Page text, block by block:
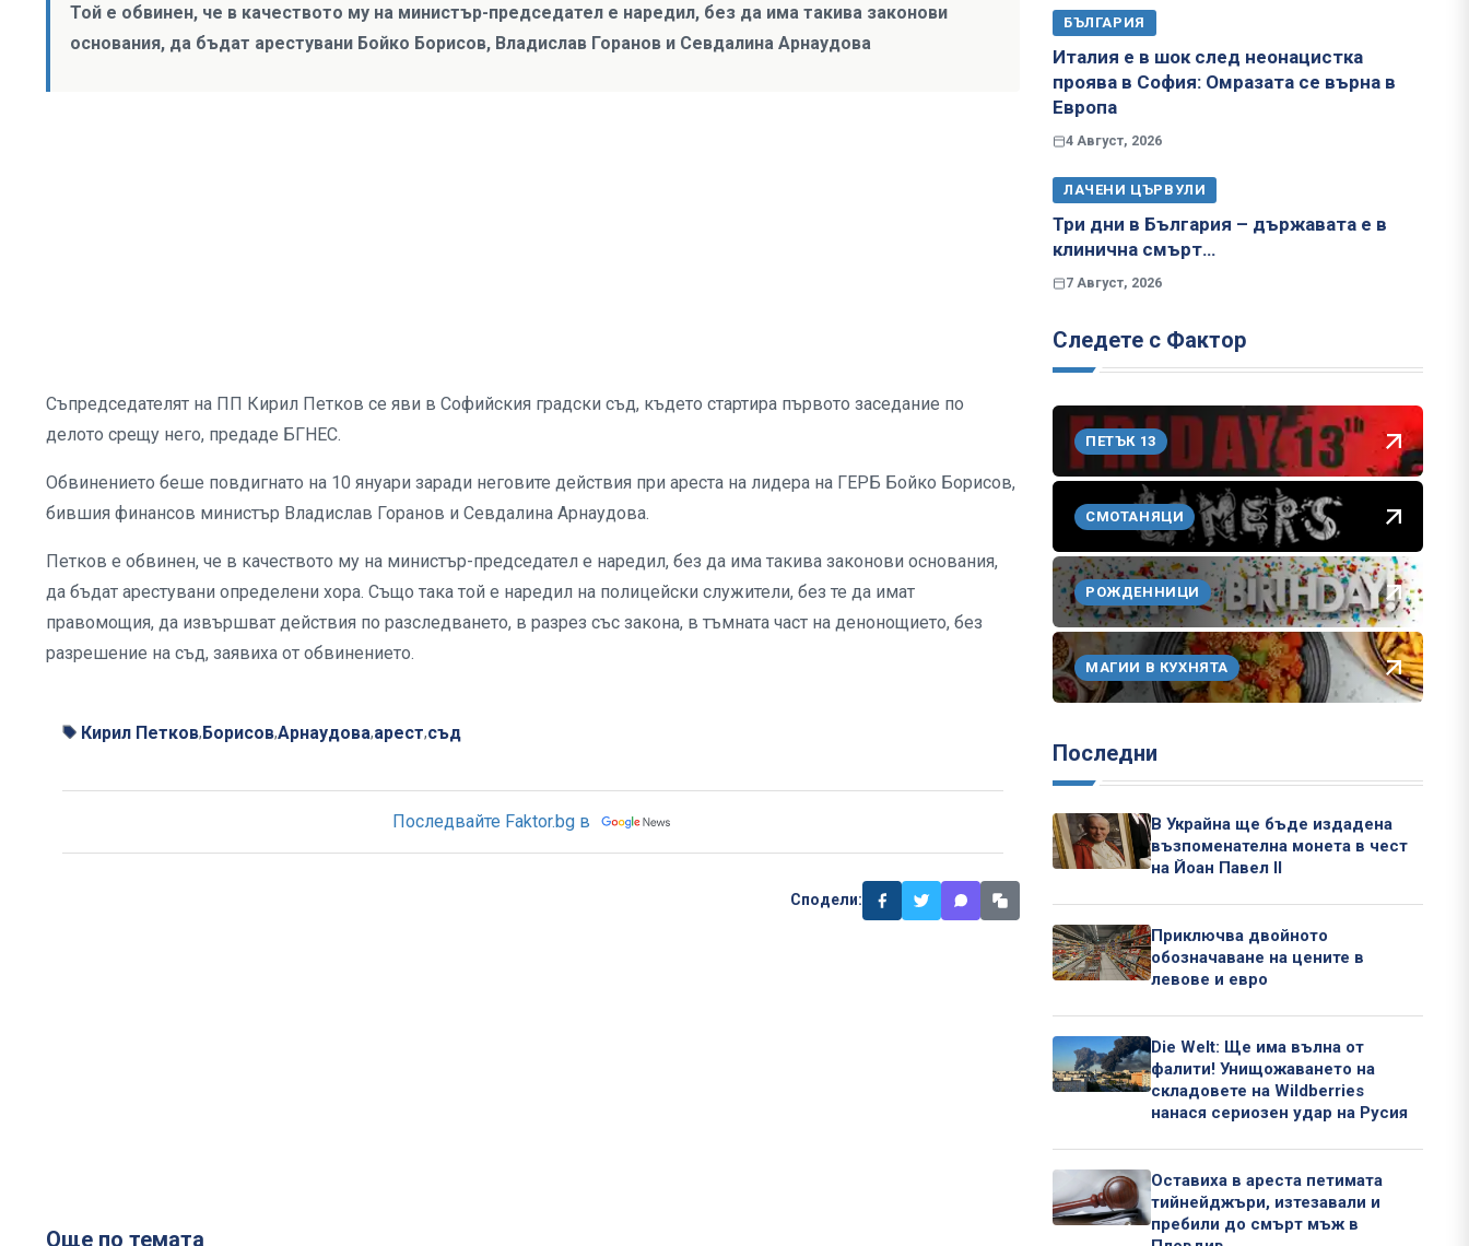
Той е обвинен, че в качеството му на министър-председател е наредил, без да има такива законови
основания, да бъдат арестувани Бойко Борисов, Владислав Горанов и Севдалина Арнаудова
Съпредседателят на ПП Кирил Петков се яви в Софийския градски съд, където стартира първото заседание по
делото срещу него, предаде БГНЕС.
Обвинението беше повдигнато на 10 януари заради неговите действия при ареста на лидера на ГЕРБ Бойко Борисов,
бившия финансов министър Владислав Горанов и Севдалина Арнаудова.
Петков е обвинен, че в качеството му на министър-председател е наредил, без да има такива законови основания,
да бъдат арестувани определени хора. Също така той е наредил на полицейски служители, без те да имат
правомощия, да извършват действия по разследването, в разрез със закона, в тъмната част на денонощието, без
разрешение на съд, заявиха от обвинението.
Кирил Петков,Борисов,Арнаудова,арест,съд
Последвайте Faktor.bg в
Сподели:
Още по темата
БЪЛГАРИЯ
Италия е в шок след неонацистка
проява в София: Омразата се върна в
Европа
4 Август, 2026
ЛАЧЕНИ ЦЪРВУЛИ
Три дни в България – държавата е в
клинична смърт…
7 Август, 2026
Следете с Фактор
ПЕТЪК 13
СМОТАНЯЦИ
РОЖДЕННИЦИ
МАГИИ В КУХНЯТА
Последни
В Украйна ще бъде издадена
възпоменателна монета в чест
на Йоан Павел II
Приключва двойното
обозначаване на цените в
левове и евро
Die Welt: Ще има вълна от
фалити! Унищожаването на
складовете на Wildberries
нанася сериозен удар на Русия
Оставиха в ареста петимата
тийнейджъри, изтезавали и
пребили до смърт мъж в